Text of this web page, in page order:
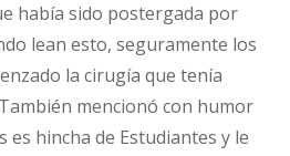
había sido postergada por
lean esto, seguramente los
la cirugía que tenía
mencionó con humor
es hincha de Estudiantes y le